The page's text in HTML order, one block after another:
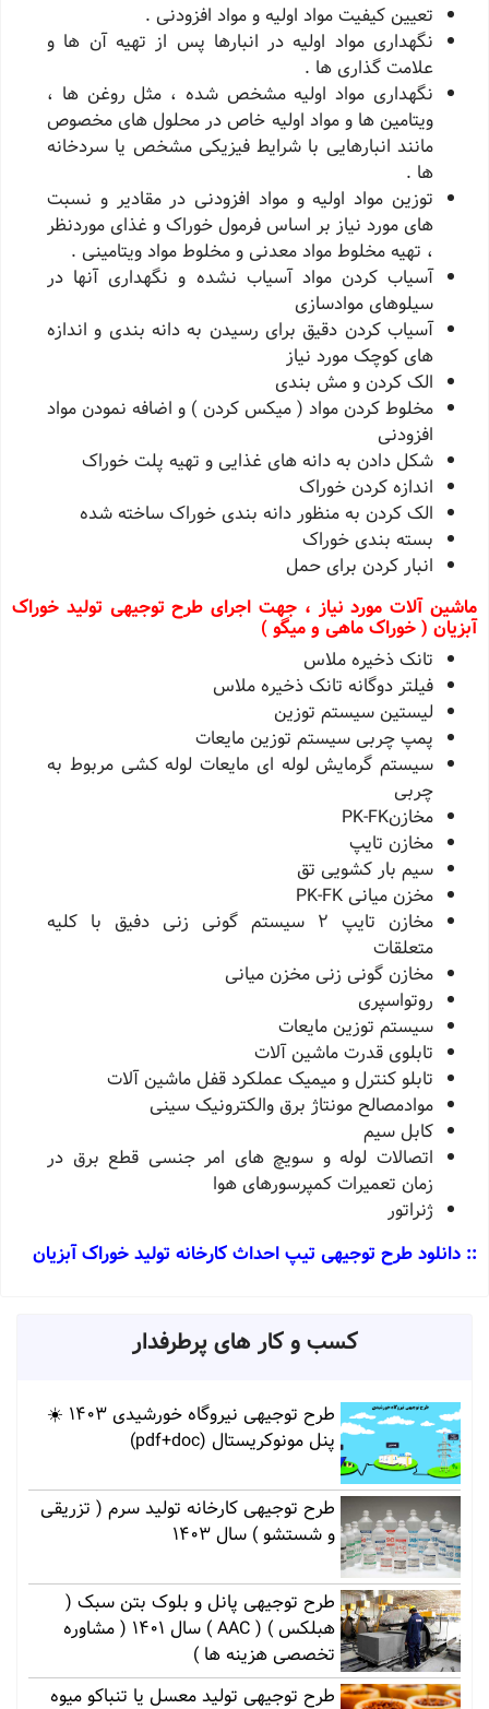
تعیین کیفیت مواد اولیه و مواد افزودنی .
نگهداری مواد اولیه در انبارها پس از تهیه آن ها و
علامت گذاری ها .
نگهداری مواد اولیه مشخص شده ، مثل روغن ها ،
ویتامین ها و مواد اولیه خاص در محلول های مخصوص
مانند انبارهایی با شرایط فیزیکی مشخص یا سردخانه
ها .
توزین مواد اولیه و مواد افزودنی در مقادیر و نسبت
های مورد نیاز بر اساس فرمول خوراک و غذای موردنظر
، تهیه مخلوط مواد معدنی و مخلوط مواد ویتامینی .
آسیاب کردن مواد آسیاب نشده و نگهداری آنها در
سیلوهای موادسازی
آسیاب کردن دقیق برای رسیدن به دانه بندی و اندازه
های کوچک مورد نیاز
الک کردن و مش بندی
مخلوط کردن مواد ( میکس کردن ) و اضافه نمودن مواد
افزودنی
شکل دادن به دانه های غذایی و تهیه پلت خوراک
اندازه کردن خوراک
الک کردن به منظور دانه بندی خوراک ساخته شده
بسته بندی خوراک
انبار کردن برای حمل
ماشین آلات مورد نیاز ، جهت اجرای طرح توجیهی تولید خوراک
آبزیان ( خوراک ماهی و میگو )
تانک ذخیره ملاس
فیلتر دوگانه تانک ذخیره ملاس
لیستین سیستم توزین
پمپ چربی سیستم توزین مایعات
سیستم گرمایش لوله ای مایعات لوله کشی مربوط به
چربی
مخازنPK-FK
مخازن تایپ
سیم بار کشویی تق
مخزن میانی PK-FK
مخازن تایپ 2 سیستم گونی زنی دفیق با کلیه
متعلقات
مخازن گونی زنی مخزن میانی
روتواسپری
سیستم توزین مایعات
تابلوی قدرت ماشین آلات
تابلو کنترل و میمیک عملکرد قفل ماشین آلات
موادمصالح مونتاژ برق والکترونیک سینی
کابل سیم
اتصالات لوله و سویچ های امر جنسی قطع برق در
زمان تعمیرات کمپرسورهای هوا
ژنراتور
:: دانلود طرح توجیهی تیپ احداث کارخانه تولید خوراک آبزیان
کسب و کار های پرطرفدار
طرح توجیهی نیروگاه خورشیدی 1403 ☀️
پنل مونوکریستال (pdf+doc)
طرح توجیهی کارخانه تولید سرم ( تزریقی
و شستشو ) سال 1403
طرح توجیهی پانل و بلوک بتن سبک (
هبلکس ) ( AAC ) سال 1401 ( مشاوره
تخصصی هزینه ها )
طرح توجیهی تولید معسل یا تنباکو میوه